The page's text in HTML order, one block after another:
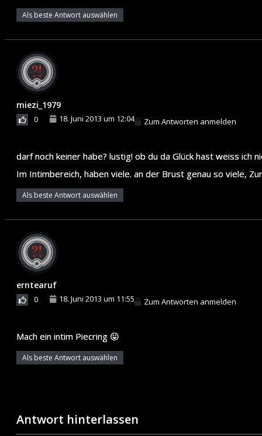
Als beste Antwort auswählen
miezi_1979
0 18. Juni 2013 um 12:04 Zum Antworten anmelden
darf noch keiner habe? lustig! ob du da Glück hast weiss ich
Im Intimbereich, haben viele. an der Brust genau so viele,
Als beste Antwort auswählen
erntearuf
0 18. Juni 2013 um 11:55 Zum Antworten anmelden
Mach ein intim Piecring 😛
Als beste Antwort auswählen
Antwort hinterlassen